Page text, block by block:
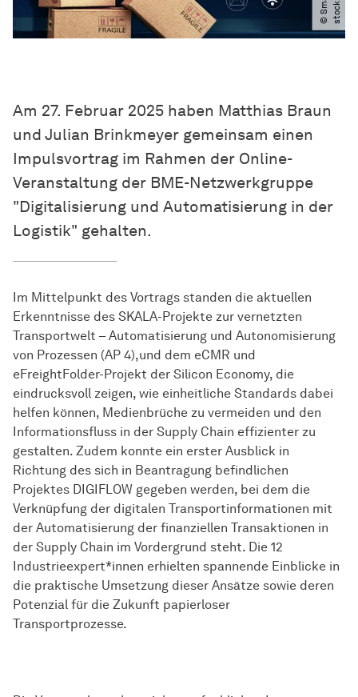
Am 27. Februar 2025 haben Matthias Braun
und Julian Brinkmeyer gemeinsam einen
Impulsvortrag im Rahmen der Online-
Veranstaltung der BME-Netzwerkgruppe
"Digitalisierung und Automatisierung in der
Logistik" gehalten.
Im Mittelpunkt des Vortrags standen die aktuellen
Erkenntnisse des SKALA-Projekte zur vernetzten
Transportwelt – Automatisierung und Autonomisierung
von Prozessen (AP 4),und dem eCMR und
eFreightFolder-Projekt der Silicon Economy, die
eindrucksvoll zeigen, wie einheitliche Standards dabei
helfen können, Medienbrüche zu vermeiden und den
Informationsfluss in der Supply Chain effizienter zu
gestalten. Zudem konnte ein erster Ausblick in
Richtung des sich in Beantragung befindlichen
Projektes DIGIFLOW gegeben werden, bei dem die
Verknüpfung der digitalen Transportinformationen mit
der Automatisierung der finanziellen Transaktionen in
der Supply Chain im Vordergrund steht. Die 12
Industrieexpert*innen erhielten spannende Einblicke in
die praktische Umsetzung dieser Ansätze sowie deren
Potenzial für die Zukunft papierloser
Transportprozesse.